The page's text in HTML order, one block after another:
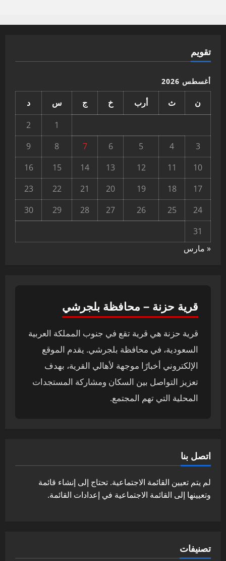
تقويم
أغسطس 2026
ن ث أرب خ ج س
د
1
2
3
4
5
6
7
8
9
10
11
12
13
14
15
16
17
18
19
20
21
22
23
24
25
26
27
28
29
30
31
« مارس
قرية حزنة – محافظة بلجرشي
قرية حزنة هي قرية تقع في جنوب المملكة العربية
السعودية، في محافظة بلجرشي. يقدم الموقع
الإلكتروني أخبارًا موجهة لأهالي القرية، بهدف
تعزيز التواصل بين السكان ومشاركة المستجدات
المحلية التي تهم المجتمع.
اتصل بنا
لم يتم تعيين القائمة الاجتماعية. تحتاج إلى إنشاء قائمة
وتعيينها إلى القائمة الاجتماعية في إعدادات القائمة.
تصنيفات